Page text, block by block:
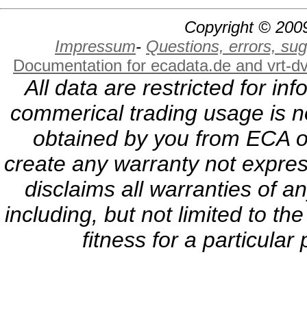
Copyright ©
Impressum- Questions, errors,
Documentation for ecadata.de and vrt-
All data are restricted for
commerical trading usage is
obtained by you from ECA
create any warranty not
disclaims all warranties of
including, but not limited to
fitness for a particular